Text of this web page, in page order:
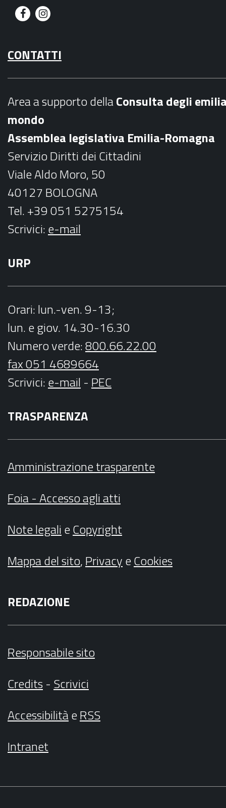
F
c
e
o
k
I
s
t
r
a
m
CONTATTI
Area a supporto dellaConsulta degli
mondo
Assemblea legislativa Emilia-Romagna
Servizio Diritti dei Cittadini
Viale Aldo Moro, 50
40127 BOLOGNA
Tel. +39 051 5275154
Scrivici:e-mail
URP
Orari: lun.-ven. 9-13;
lun. e giov. 14.30-16.30
Numero verde:800.66.22.00
fax 051 4689664
Scrivici:e-mail - PEC
TRASPARENZA
Amministrazione trasparente
Foia - Accesso agli atti
Note legalieCopyright
Mappa del sito,PrivacyeCookies
REDAZIONE
Responsabile sito
Credits- Scrivici
AccessibilitàeRSS
Intranet